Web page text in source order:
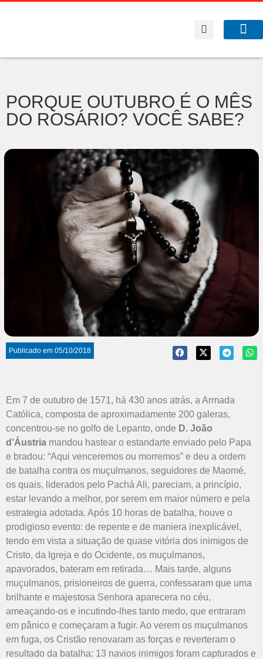
PORQUE OUTUBRO É O MÊS
DO ROSÁRIO? VOCÊ SABE?
Publicado em 05/10/2018
Em 7 de outubro de 1571, há 430 anos atrás, a Armada
Católica, composta de aproximadamente 200 galeras,
concentrou-se no golfo de Lepanto, onde D. João
d’Áustria mandou hastear o estandarte enviado pelo Papa
e bradou: “Aqui venceremos ou morremos” e deu a ordem
de batalha contra os muçulmanos, seguidores de Maomé,
os quais, liderados pelo Pachá Ali, pareciam, a princípio,
estar levando a melhor, por serem em maior número e pela
estrategia adotada. Após 10 horas de batalha, houve o
prodigioso evento: de repente e de maniera inexplicável,
tendo em vista a situação de quase vitória dos inimigos de
Cristo, da Igreja e do Ocidente, os muçulmanos,
apavorados, bateram em retirada… Mais tarde, alguns
muçulmanos, prisioneiros de guerra, confessaram que uma
brilhante e majestosa Senhora aparecera no céu,
ameaçando-os e incutindo-lhes tanto medo, que entraram
em pânico e começaram a fugir. Ao verem os muçulmanos
em fuga, os Cristão renovaram as forças e reverteram o
resultado da batalha: 13 navios inimigos foram capturados e